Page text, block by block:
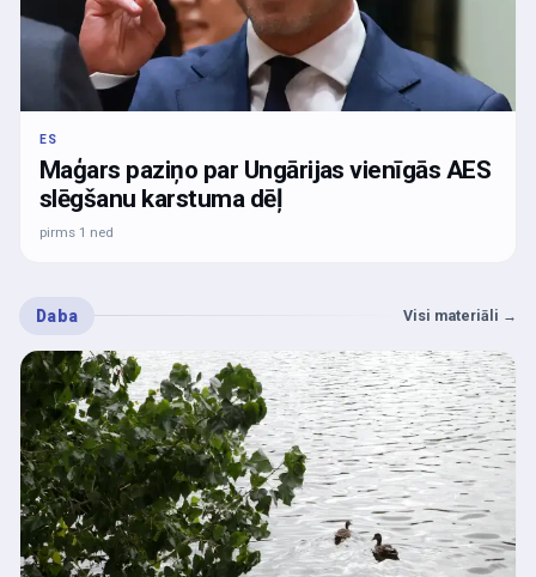
ES
Maģars paziņo par Ungārijas vienīgās AES
slēgšanu karstuma dēļ
pirms 1 ned
Daba Visi materiāli →